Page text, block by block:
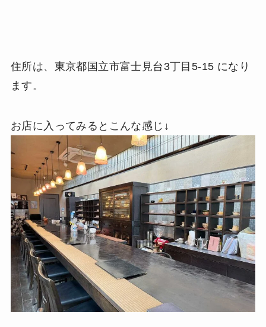
住所は、東京都国立市富士見台3丁目5-15 になり
ます。
お店に入ってみるとこんな感じ↓